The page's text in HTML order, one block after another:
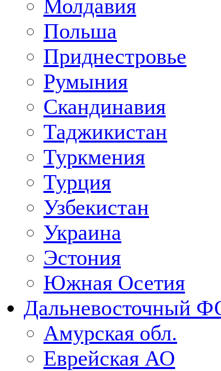
Молдавия
Польша
Приднестровье
Румыния
Скандинавия
Таджикистан
Туркмения
Турция
Узбекистан
Украина
Эстония
Южная Осетия
Дальневосточный
Амурская обл.
Еврейская АО